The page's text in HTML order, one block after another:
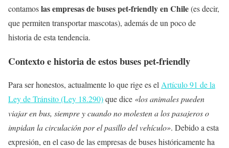
contamoslas empresas de buses pet-friendly en Chile(es decir,
que permiten transportar mascotas), además de un poco de
historia de esta tendencia.
Contexto e historia de estos buses pet-friendly
Para ser honestos, actualmente lo que rige es elArtículo 91 de la
Ley de Tránsito (Ley 18.290)que dice «los animales pueden
viajar en bus, siempre y cuando no molesten a los pasajeros o
impidan la circulación por el pasillo del vehículo». Debido a esta
expresión, en el caso de las empresas de buses históricamente ha